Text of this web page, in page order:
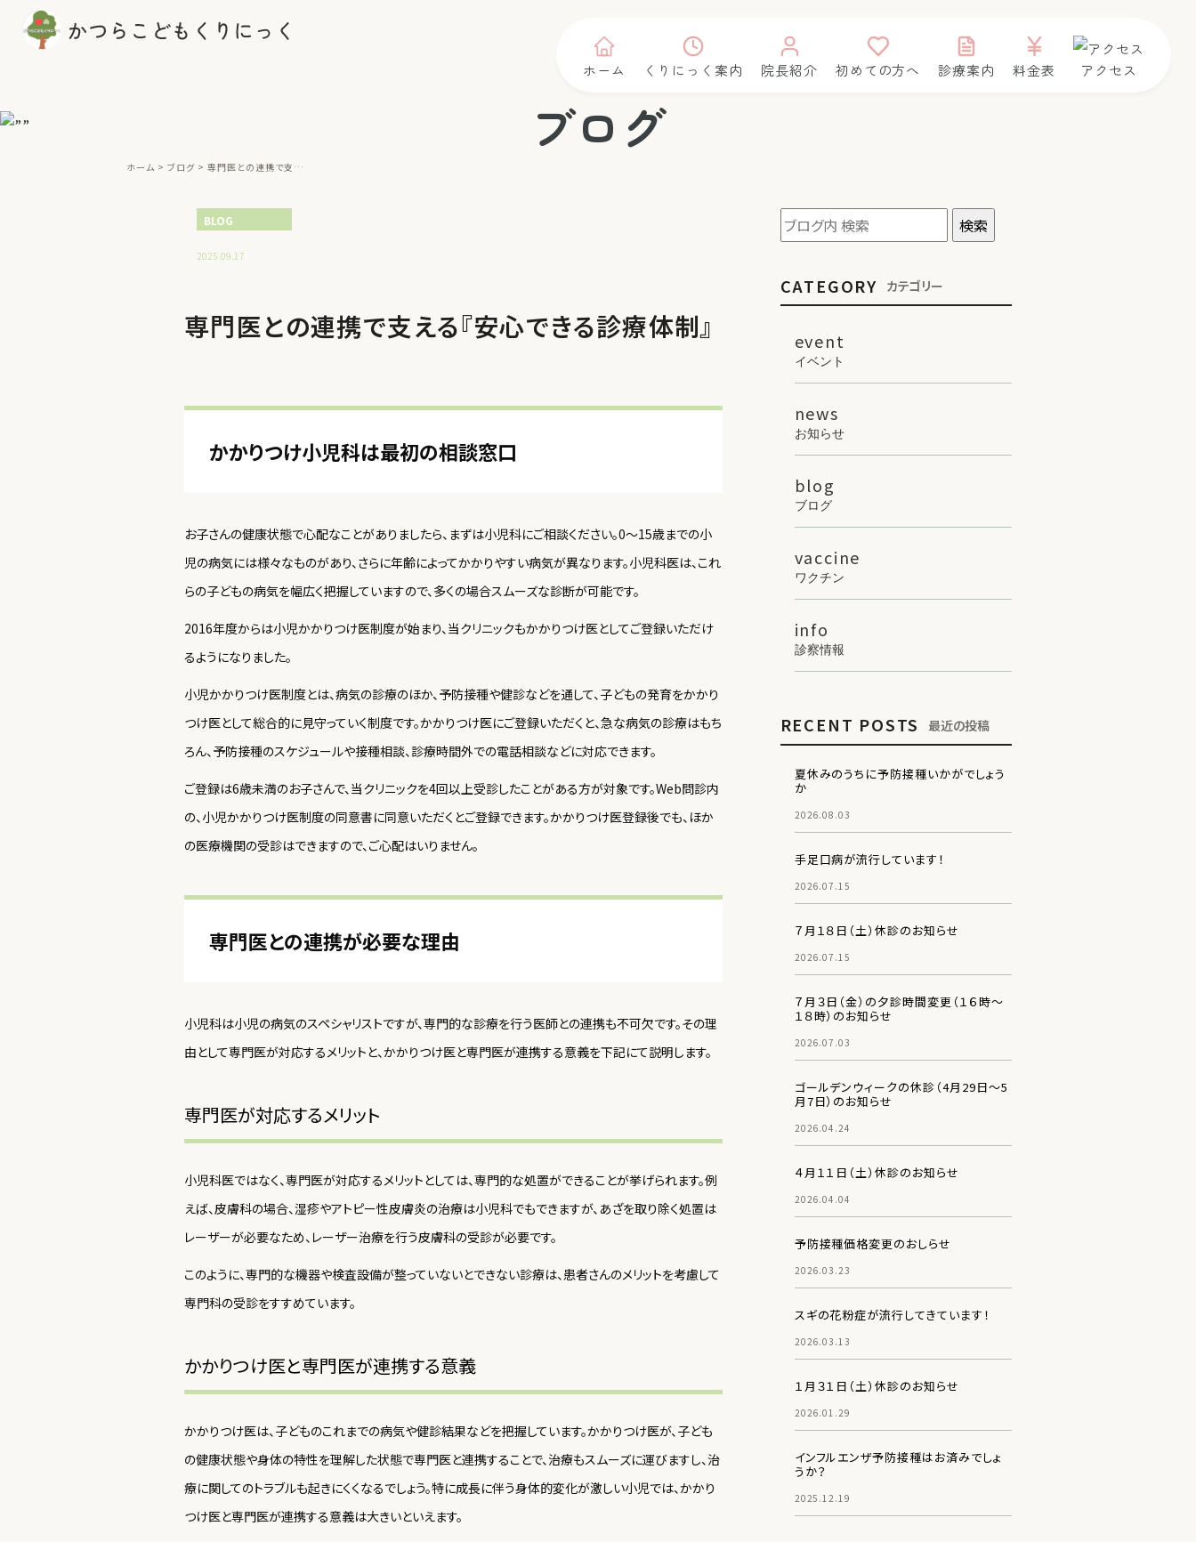
ホーム くりにっく案内 院長紹介 初めての方へ 診療案内 料金表 アクセス
ブログ
ホーム ブログ 専門医との連携で支える『安心できる診療体制』
BLOG
2025.09.17
専門医との連携で支える『安心できる診療体制』
かかりつけ小児科は最初の相談窓口
お子さんの健康状態で心配なことがありましたら、まずは小児科にご相談ください。0〜15歳までの小
児の病気には様々なものがあり、さらに年齢によってかかりやすい病気が異なります。小児科医は、これ
らの子どもの病気を幅広く把握していますので、多くの場合スムーズな診断が可能です。
2016年度からは小児かかりつけ医制度が始まり、当クリニックもかかりつけ医としてご登録いただけ
るようになりました。
小児かかりつけ医制度とは、病気の診療のほか、予防接種や健診などを通して、子どもの発育をかかり
つけ医として総合的に見守っていく制度です。かかりつけ医にご登録いただくと、急な病気の診療はもち
ろん、予防接種のスケジュールや接種相談、診療時間外での電話相談などに対応できます。
ご登録は6歳未満のお子さんで、当クリニックを4回以上受診したことがある方が対象です。Web問診内
の、小児かかりつけ医制度の同意書に同意いただくとご登録できます。かかりつけ医登録後でも、ほか
の医療機関の受診はできますので、ご心配はいりません。
専門医との連携が必要な理由
小児科は小児の病気のスペシャリストですが、専門的な診療を行う医師との連携も不可欠です。その理
由として専門医が対応するメリットと、かかりつけ医と専門医が連携する意義を下記にて説明します。
専門医が対応するメリット
小児科医ではなく、専門医が対応するメリットとしては、専門的な処置ができることが挙げられます。例
えば、皮膚科の場合、湿疹やアトピー性皮膚炎の治療は小児科でもできますが、あざを取り除く処置は
レーザーが必要なため、レーザー治療を行う皮膚科の受診が必要です。
このように、専門的な機器や検査設備が整っていないとできない診療は、患者さんのメリットを考慮して
専門科の受診をすすめています。
かかりつけ医と専門医が連携する意義
かかりつけ医は、子どものこれまでの病気や健診結果などを把握しています。かかりつけ医が、子ども
の健康状態や身体の特性を理解した状態で専門医と連携することで、治療もスムーズに運びますし、治
療に関してのトラブルも起きにくくなるでしょう。特に成長に伴う身体的変化が激しい小児では、かかり
つけ医と専門医が連携する意義は大きいといえます。
CATEGORY カテゴリー
event
イベント
news
お知らせ
blog
ブログ
vaccine
ワクチン
info
診察情報
RECENT POSTS 最近の投稿
夏休みのうちに予防接種いかがでしょう
か
2026.08.03
手足口病が流行しています！
2026.07.15
７月１８日（土）休診のお知らせ
2026.07.15
７月３日（金）の夕診時間変更（１６時～
１８時）のお知らせ
2026.07.03
ゴールデンウィークの休診（4月29日～5
月7日）のお知らせ
2026.04.24
４月１１日（土）休診のお知らせ
2026.04.04
予防接種価格変更のおしらせ
2026.03.23
スギの花粉症が流行してきています！
2026.03.13
１月３１日（土）休診のお知らせ
2026.01.29
インフルエンザ予防接種はお済みでしょ
うか？
2025.12.19